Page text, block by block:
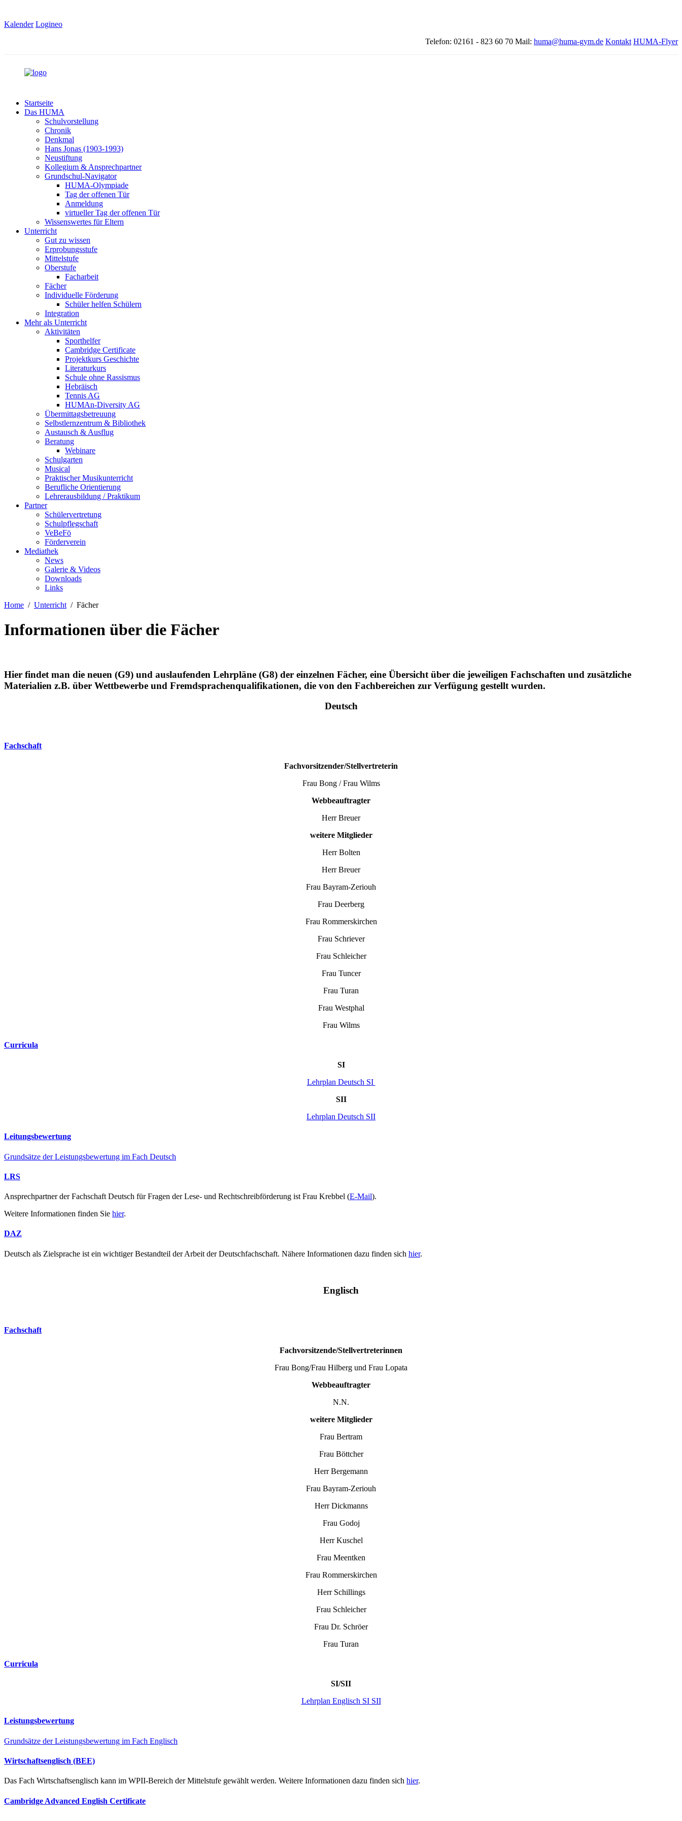
Kalender Logineo
Telefon: 02161 - 823 60 70 Mail: huma@huma-gym.de Kontakt HUMA-Flyer
Startseite
Das HUMA
Schulvorstellung
Chronik
Denkmal
Hans Jonas (1903-1993)
Neustiftung
Kollegium & Ansprechpartner
Grundschul-Navigator
HUMA-Olympiade
Tag der offenen Tür
Anmeldung
virtueller Tag der offenen Tür
Wissenswertes für Eltern
Unterricht
Gut zu wissen
Erprobungsstufe
Mittelstufe
Oberstufe
Facharbeit
Fächer
Individuelle Förderung
Schüler helfen Schülern
Integration
Mehr als Unterricht
Aktivitäten
Sporthelfer
Cambridge Certificate
Projektkurs Geschichte
Literaturkurs
Schule ohne Rassismus
Hebräisch
Tennis AG
HUMAn-Diversity AG
Übermittagsbetreuung
Selbstlernzentrum & Bibliothek
Austausch & Ausflug
Beratung
Webinare
Schulgarten
Musical
Praktischer Musikunterricht
Berufliche Orientierung
Lehrerausbildung / Praktikum
Partner
Schülervertretung
Schulpflegschaft
VeBeFö
Förderverein
Mediathek
News
Galerie & Videos
Downloads
Links
Home
Unterricht Fächer
Informationen über die Fächer
Hier findet man die neuen (G9) und auslaufenden Lehrpläne (G8) der einzelnen Fächer, eine Übersicht über die jeweiligen Fachschaften und zusätzliche
Materialien z.B. über Wettbewerbe und Fremdsprachenqualifikationen, die von den Fachbereichen zur Verfügung gestellt wurden.
Deutsch
Fachschaft
Fachvorsitzender/Stellvertreterin
Frau Bong / Frau Wilms
Webbeauftragter
Herr Breuer
weitere Mitglieder
Herr Bolten
Herr Breuer
Frau Bayram-Zeriouh
Frau Deerberg
Frau Rommerskirchen
Frau Schriever
Frau Schleicher
Frau Tuncer
Frau Turan
Frau Westphal
Frau Wilms
Curricula
SI
Lehrplan Deutsch SI
SII
Lehrplan Deutsch SII
Leitungsbewertung
Grundsätze der Leistungsbewertung im Fach Deutsch
LRS
Ansprechpartner der Fachschaft Deutsch für Fragen der Lese- und Rechtschreibförderung ist Frau Krebbel (E-Mail).
Weitere Informationen finden Sie hier.
DAZ
Deutsch als Zielsprache ist ein wichtiger Bestandteil der Arbeit der Deutschfachschaft. Nähere Informationen dazu finden sich hier.
Englisch
Fachschaft
Fachvorsitzende/Stellvertreterinnen
Frau Bong/Frau Hilberg und Frau Lopata
Webbeauftragter
N.N.
weitere Mitglieder
Frau Bertram
Frau Böttcher
Herr Bergemann
Frau Bayram-Zeriouh
Herr Dickmanns
Frau Godoj
Herr Kuschel
Frau Meentken
Frau Rommerskirchen
Herr Schillings
Frau Schleicher
Frau Dr. Schröer
Frau Turan
Curricula
SI/SII
Lehrplan Englisch SI SII
Leistungsbewertung
Grundsätze der Leistungsbewertung im Fach Englisch
Wirtschaftsenglisch (BEE)
Das Fach Wirtschaftsenglisch kann im WPII-Bereich der Mittelstufe gewählt werden. Weitere Informationen dazu finden sich hier.
Cambridge Advanced English Certificate